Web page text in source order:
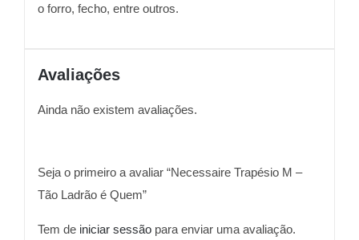
o forro, fecho, entre outros.
Avaliações
Ainda não existem avaliações.
Seja o primeiro a avaliar “Necessaire Trapésio M –
Tão Ladrão é Quem”
Tem de iniciar sessãopara enviar uma avaliação.